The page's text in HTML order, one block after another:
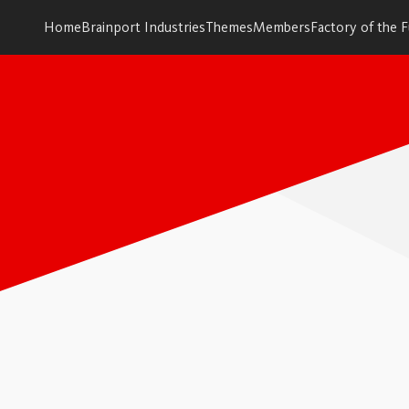
HomeBrainport IndustriesThemesMembersFactory of the